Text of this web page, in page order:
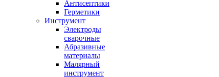
Антисептики
Герметики
Инструмент
Электроды
сварочные
Абразивные
материалы
Малярный
инструмент